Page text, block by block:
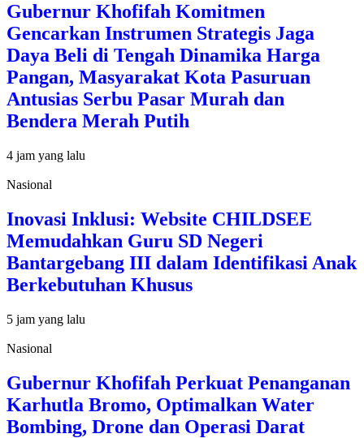
Gubernur Khofifah Komitmen
Gencarkan Instrumen Strategis Jaga
Daya Beli di Tengah Dinamika Harga
Pangan, Masyarakat Kota Pasuruan
Antusias Serbu Pasar Murah dan
Bendera Merah Putih
4 jam yang lalu
Nasional
Inovasi Inklusi: Website CHILDSEE
Memudahkan Guru SD Negeri
Bantargebang III dalam Identifikasi Anak
Berkebutuhan Khusus
5 jam yang lalu
Nasional
Gubernur Khofifah Perkuat Penanganan
Karhutla Bromo, Optimalkan Water
Bombing, Drone dan Operasi Darat